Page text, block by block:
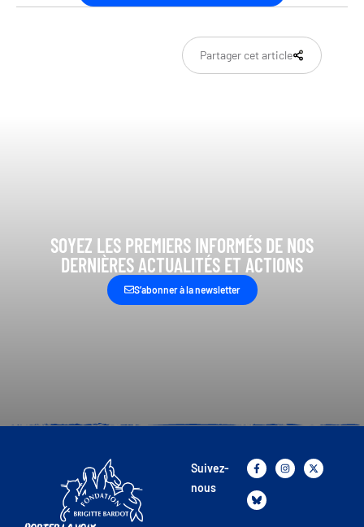
Partager cet article
SOYEZ LES PREMIERS INFORMÉS DE NOS
DERNIÈRES ACTUALITÉS ET ACTIONS
S’abonner à la newsletter
Suivez-
nous